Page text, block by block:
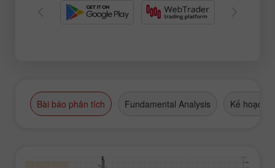
Bài báo phân tích Fundamental Analysis Kế hoạch